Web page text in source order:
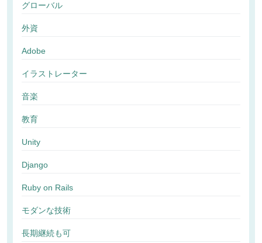
グローバル
外資
Adobe
イラストレーター
音楽
教育
Unity
Django
Ruby on Rails
モダンな技術
長期継続も可